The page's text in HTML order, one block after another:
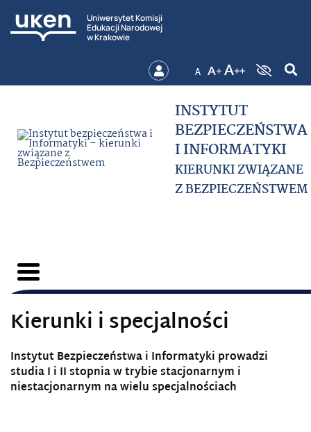
Uniwersytet Komisji
Edukacji Narodowej
w Krakowie
INSTYTUT
BEZPIECZEŃSTWA
I INFORMATYKI
KIERUNKI ZWIĄZANE
Z BEZPIECZEŃSTWEM
Kierunki i specjalności
Instytut Bezpieczeństwa i Informatyki prowadzi
studia I i II stopnia w trybie stacjonarnym i
niestacjonarnym na wielu specjalnościach